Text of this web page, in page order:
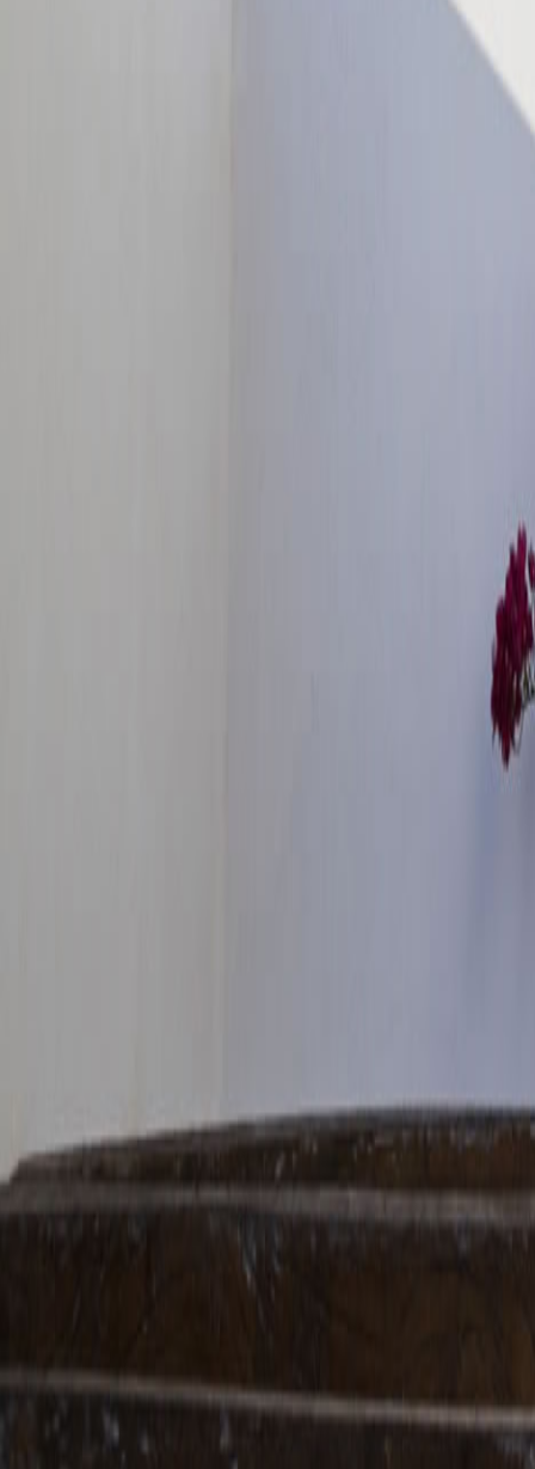
Aqua: 700 (2-3 persons)
Pearl: 800 (3-4 persons)
Coral: 900 (5-6 persons)
Petrino: 900 (5-6 persons)